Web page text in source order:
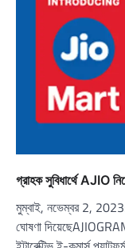
গ্রাহক সুবিধার্থে AJIO
মুম্বাই, নভেম্বর 2,
ঘোষণা